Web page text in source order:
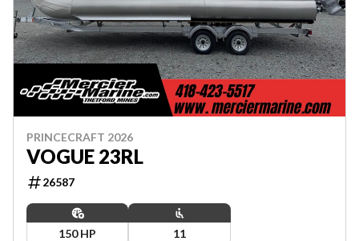
PRINCECRAFT 2026
VOGUE 23RL
26587
150 HP 11